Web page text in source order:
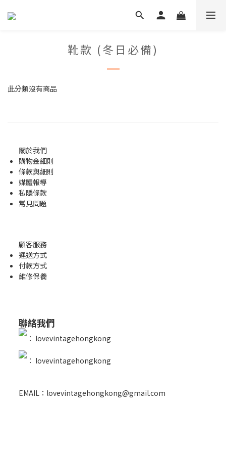
靴款 (冬日必備)
此分類沒有商品
關於我們
購物金細則
條款與細則
媒體報導
私隱條款
常見問題
顧客服務
運送方式
付款方式
維修保養
聯絡我們
： lovevintagehongkong
： lovevintagehongkong
EMAIL：lovevintagehongkong@gmail.com